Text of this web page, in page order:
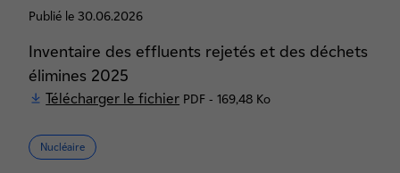
Publié le 30.06.2026
Inventaire des effluents rejetés et des déchets
élimines 2025
Télécharger le fichier PDF - 169,48 Ko
Nucléaire